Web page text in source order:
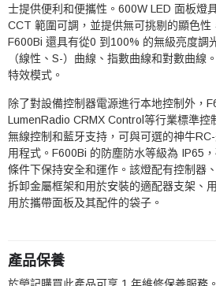
士提供便利和便攜性。 600W LED 面板燈
CCT 範圍可調，並提供無可挑剔的顯色性
F600Bi 還具有從0 到100% 的無級亮度調
（線性、S-）曲線、指數曲線和對數曲線。
特效模式。
除了對設備控制器電源進行本地控制外，
LumenRadio CRMX Control等行業標準控
無線控制和藍牙支持，可與可選的神牛
用程式。 F600Bi 的防塵防水等級為 IP65
條件下保持安全和運作。 該燈配有控制器
拆卸金屬框架和用於安裝的適配器支架、
用於攜帶面板及其配件的袋子。
產品保養